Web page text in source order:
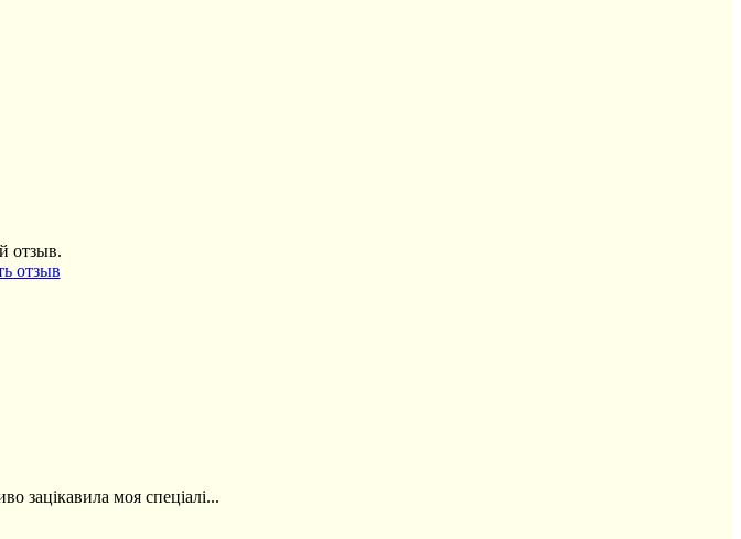
отзыв.
отзыв
зацікавила моя спеціалі...